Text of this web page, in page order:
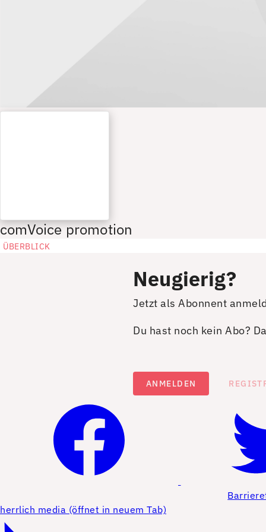
comVoice promotion
ÜBERBLICK
Neugierig?
Jetzt als Abonnent
Du hast noch kein Abo?
ANMELDEN
herrlich media (öffnet in neuem Tab)